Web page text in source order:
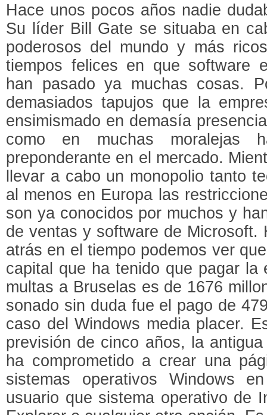
Hace unos pocos años nadie
Su líder Bill Gate se situaba en
poderosos del mundo y más
tiempos felices en que software
han pasado ya muchas cosas.
demasiados tapujos que la
ensimismado en demasía
como en muchas moralejas
preponderante en el mercado.
llevar a cabo un monopolio tanto
al menos en Europa las
son ya conocidos por muchos y
de ventas y software de Microsoft.
atrás en el tiempo podemos ver
capital que ha tenido que pagar la
multas a Bruselas es de 1676
sonado sin duda fue el pago de
caso del Windows media placer.
previsión de cinco años, la
ha comprometido a crear una
sistemas operativos Windows
usuario que sistema operativo de